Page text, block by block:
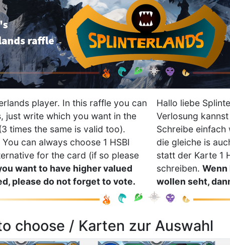
player. In this raffle you can
just write which you want in the
times the same is valid too).
You can always choose 1 HSBI
for the card (if so please
want to have higher valued
please do not forget to vote.
Hallo liebe
Verlosung
Schreibe einfach
die gleiche is
statt der Karte 1
schreiben.
wollen seht,
choose / Karten zur Auswahl